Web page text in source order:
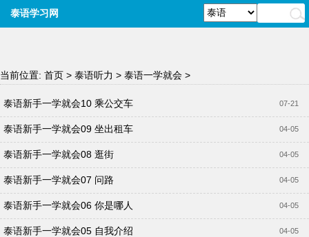
泰语学习网
当前位置: 首页 > 泰语听力 > 泰语一学就会 >
07-21
泰语新手一学就会10 乘公交车
04-05
泰语新手一学就会09 坐出租车
04-05
泰语新手一学就会08 逛街
04-05
泰语新手一学就会07 问路
04-05
泰语新手一学就会06 你是哪人
04-05
泰语新手一学就会05 自我介绍